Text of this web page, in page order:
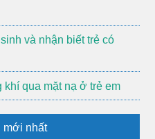
và nhận biết trẻ có
qua mặt nạ ở trẻ em
mới nhất